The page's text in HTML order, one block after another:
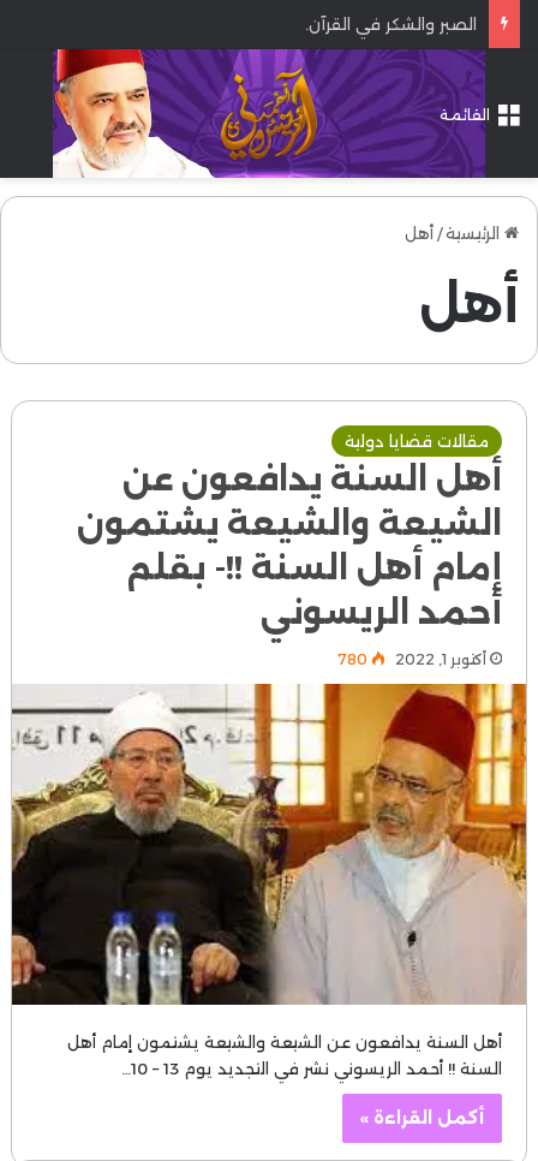
الصبر والشكر في القرآن.
القائمة
الرئيسية/ أهل
أهل
مقالات قضايا دولية
أهل السنة يدافعون عن
الشيعة والشيعة يشتمون
إمام أهل السنة !!- بقلم
أحمد الريسوني
أكتوبر 1, 2022 780
أهل السنة يدافعون عن الشيعة والشيعة يشتمون إمام أهل
السنة !! أحمد الريسوني نشر في التجديد يوم 13 – 10…
أكمل القراءة »